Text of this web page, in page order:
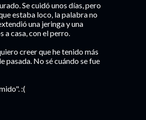
Se cuidó unos días, pero
estaba loco, la palabra no
una jeringa y una
a casa, con el perro.
creer que he tenido más
pasada. No sé cuándo se fue
:(